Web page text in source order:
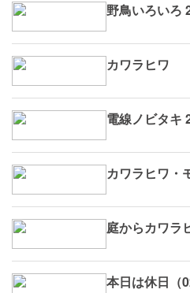
野鳥いろいろ
カワラヒワ
電線ノビタキ
カワラヒワ・
庭からカワラ
本日は休日（